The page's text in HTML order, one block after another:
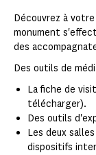
Découvrez à
monument
des
Des outils de
La fiche de
télécharger).
Des outils
Les deux
dispositifs